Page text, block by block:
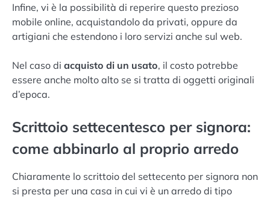
Infine, vi è la possibilità di reperire questo prezioso
mobile online, acquistandolo da privati, oppure da
artigiani che estendono i loro servizi anche sul web.
Nel caso di acquisto di un usato, il costo potrebbe
essere anche molto alto se si tratta di oggetti originali
d’epoca.
Scrittoio settecentesco per signora:
come abbinarlo al proprio arredo
Chiaramente lo scrittoio del settecento per signora non
si presta per una casa in cui vi è un arredo di tipo